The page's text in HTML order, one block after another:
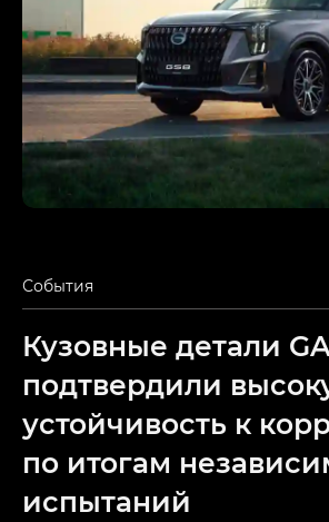
События
Кузовные детали
подтвердили
устойчивость к
по итогам
испытаний